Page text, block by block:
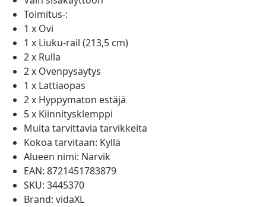
Toimitus-:
1 x Ovi
1 x Liuku-rail (213,5 cm)
2 x Rulla
2 x Ovenpysäytys
1 x Lattiaopas
2 x Hyppymaton estäjä
5 x Kiinnitysklemppi
Muita tarvittavia tarvikkeita
Kokoa tarvitaan: Kyllä
Alueen nimi: Narvik
EAN: 8721451783879
SKU: 3445370
Brand: vidaXL